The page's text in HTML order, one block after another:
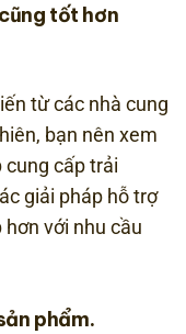
tốt hơn
từ các nhà cung
bạn nên xem
cấp trải
giải pháp hỗ trợ
với nhu cầu
phẩm.